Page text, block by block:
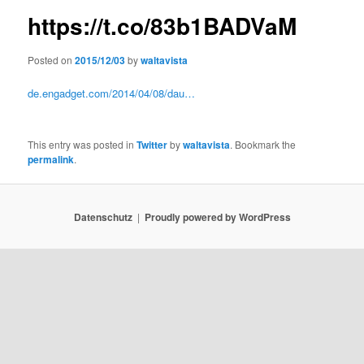
https://t.co/83b1BADVaM
Posted on2015/12/03bywaltavista
de.engadget.com/2014/04/08/dau…
This entry was posted inTwitterbywaltavista. Bookmark the
permalink.
Datenschutz Proudly powered by WordPress